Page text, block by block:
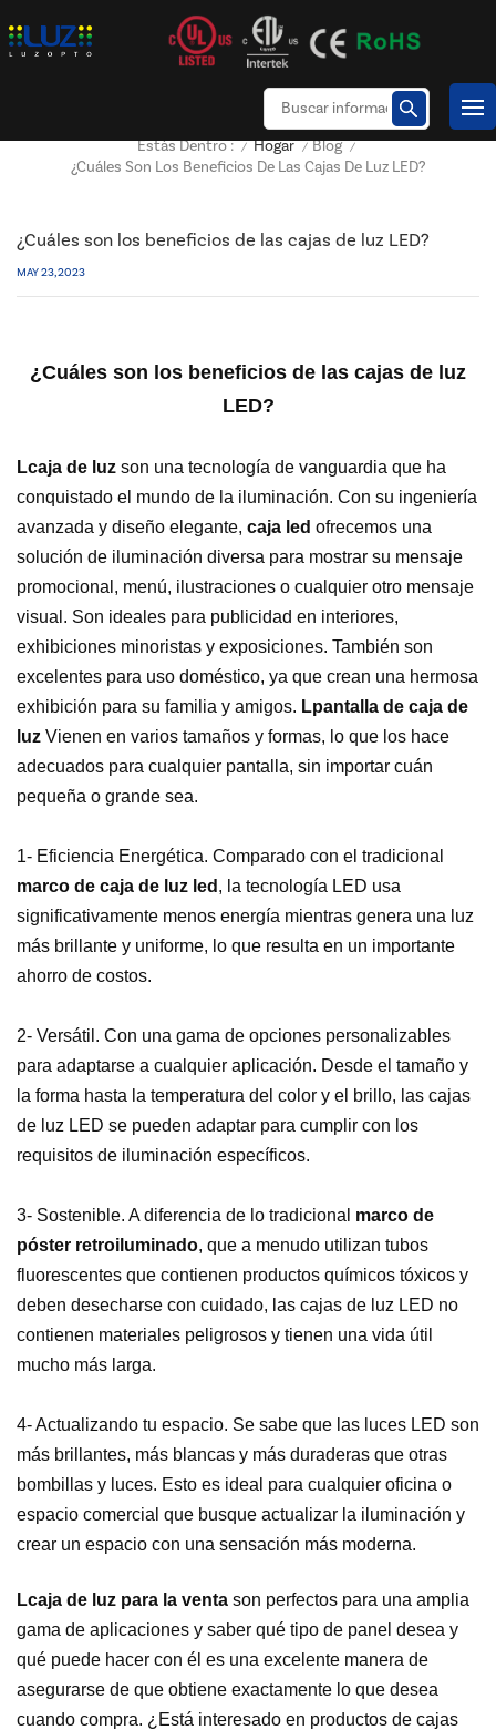
Estás Dentro : / Hogar / Blog /
¿Cuáles Son Los Beneficios De Las Cajas De Luz LED?
¿Cuáles son los beneficios de las cajas de luz LED?
MAY 23, 2023
¿Cuáles son los beneficios de las cajas de luz
LED?
Lcaja de luz son una tecnología de vanguardia que ha
conquistado el mundo de la iluminación. Con su ingeniería
avanzada y diseño elegante, caja led ofrecemos una
solución de iluminación diversa para mostrar su mensaje
promocional, menú, ilustraciones o cualquier otro mensaje
visual. Son ideales para publicidad en interiores,
exhibiciones minoristas y exposiciones. También son
excelentes para uso doméstico, ya que crean una hermosa
exhibición para su familia y amigos. Lpantalla de caja de
luz Vienen en varios tamaños y formas, lo que los hace
adecuados para cualquier pantalla, sin importar cuán
pequeña o grande sea.
1- Eficiencia Energética. Comparado con el tradicional
marco de caja de luz led , la tecnología LED usa
significativamente menos energía mientras genera una luz
más brillante y uniforme, lo que resulta en un importante
ahorro de costos.
2- Versátil. Con una gama de opciones personalizables
para adaptarse a cualquier aplicación. Desde el tamaño y
la forma hasta la temperatura del color y el brillo, las cajas
de luz LED se pueden adaptar para cumplir con los
requisitos de iluminación específicos.
3- Sostenible. A diferencia de lo tradicional marco de
póster retroiluminado, que a menudo utilizan tubos
fluorescentes que contienen productos químicos tóxicos y
deben desecharse con cuidado, las cajas de luz LED no
contienen materiales peligrosos y tienen una vida útil
mucho más larga.
4- Actualizando tu espacio. Se sabe que las luces LED son
más brillantes, más blancas y más duraderas que otras
bombillas y luces. Esto es ideal para cualquier oficina o
espacio comercial que busque actualizar la iluminación y
crear un espacio con una sensación más moderna.
Lcaja de luz para la venta son perfectos para una amplia
gama de aplicaciones y saber qué tipo de panel desea y
qué puede hacer con él es una excelente manera de
asegurarse de que obtiene exactamente lo que desea
cuando compra. ¿Está interesado en productos de cajas